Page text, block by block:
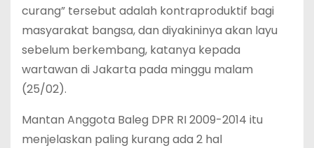
curang” tersebut adalah kontraproduktif bagi
masyarakat bangsa, dan diyakininya akan layu
sebelum berkembang, katanya kepada
wartawan di Jakarta pada minggu malam
(25/02).
Mantan Anggota Baleg DPR RI 2009-2014 itu
menjelaskan paling kurang ada 2 hal